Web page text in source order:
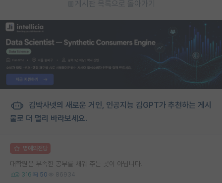
게시판 목록으로 돌아가기
김박사넷의 새로운 거인, 인공지능 김GPT가 추천하는 게시
물로 더 멀리 바라보세요.
명예의전당
대학원은 부족한 공부를 채워 주는 곳이 아닙니다.
316 50 86934